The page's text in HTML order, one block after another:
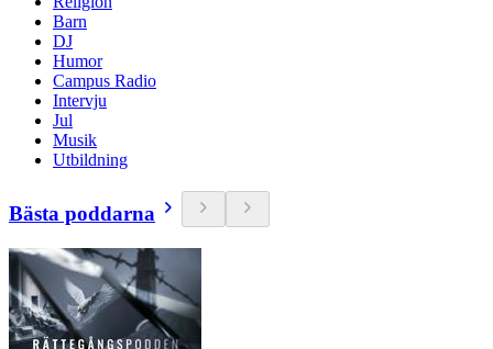
Barn
DJ
Humor
Campus Radio
Intervju
Jul
Musik
Utbildning
Bästa poddarna